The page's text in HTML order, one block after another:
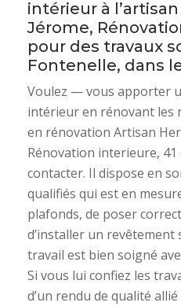
intérieur à
Jérome,
pour des travaux
Fontenelle, dans
Voulez — vous apporter
intérieur en rénovant les
en rénovation Artisan
Rénovation interieure,
contacter. Il dispose en
qualifiés qui est en
plafonds, de poser
d’installer un revêtement
travail est bien soigné
Si vous lui confiez les
d’un rendu de qualité